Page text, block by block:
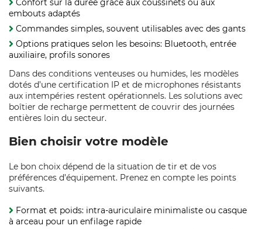
Confort sur la durée grâce aux coussinets ou aux
embouts adaptés
Commandes simples, souvent utilisables avec des gants
Options pratiques selon les besoins: Bluetooth, entrée
auxiliaire, profils sonores
Dans des conditions venteuses ou humides, les modèles
dotés d’une certification IP et de microphones résistants
aux intempéries restent opérationnels. Les solutions avec
boîtier de recharge permettent de couvrir des journées
entières loin du secteur.
Bien choisir votre modèle
Le bon choix dépend de la situation de tir et de vos
préférences d’équipement. Prenez en compte les points
suivants.
Format et poids: intra-auriculaire minimaliste ou casque
à arceau pour un enfilage rapide